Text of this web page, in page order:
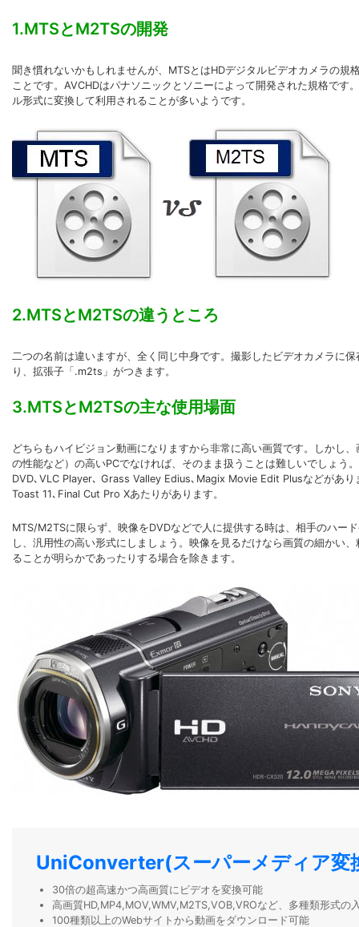
1.MTSとM2TSの開発
聞き慣れないかもしれませんが、MTSとはHDデジタルビデオカメラの
ことです。AVCHDはパナソニックとソニーによって開発された規格で
ル形式に変換して利用されることが多いようです。
2.MTSとM2TSの違うところ
二つの名前は違いますが、全く同じ中身です。撮影したビデオカメラに
り、拡張子「.m2ts」がつきます。
3.MTSとM2TSの主な使用場面
どちらもハイビジョン動画になりますから非常に高い画質です。しかし
の性能など）の高いPCでなければ、そのまま扱うことは難しいでしょ
DVD､VLC Player､ Grass Valley Edius､Magix Movie Edit Plusなどがあ
Toast 11､Final Cut Pro Xあたりがあります。
MTS/M2TSに限らず、映像をDVDなどで人に提供する時は、相手のハー
し、汎用性の高い形式にしましょう。映像を見るだけなら画質の細かい
ることが明らかであったりする場合を除きます。
UniConverter(スーパーメディア変
30倍の超高速かつ高画質にビデオを変換可能
高画質HD,MP4,MOV,WMV,M2TS,VOB,VROなど、多種類形式の
100種類以上のWebサイトから動画をダウンロード可能